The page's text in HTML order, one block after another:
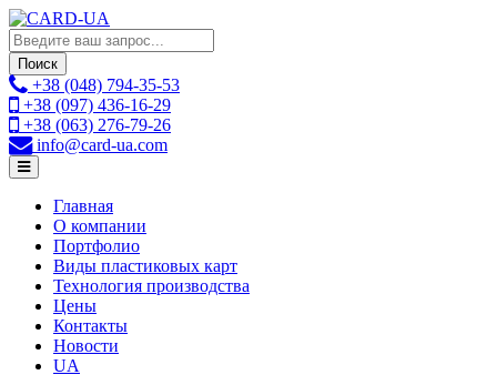
Поиск
+38 (048) 794-35-53
+38 (097) 436-16-29
+38 (063) 276-79-26
info@card-ua.com
Главная
О компании
Портфолио
Виды пластиковых карт
Технология производства
Цены
Контакты
Новости
UA